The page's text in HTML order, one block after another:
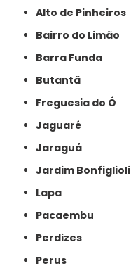
Alto de Pinheiros
Bairro do Limão
Barra Funda
Butantã
Freguesia do Ó
Jaguaré
Jaraguá
Jardim Bonfiglioli
Lapa
Pacaembu
Perdizes
Perus